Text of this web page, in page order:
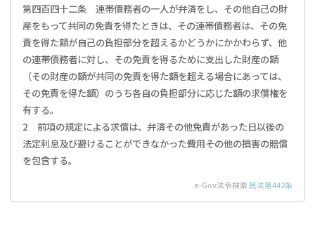
第四百四十二条 連帯債務者の一人が弁済をし、その他自己の財
産をもって共同の免責を得たときは、その連帯債務者は、その免
責を得た額が自己の負担部分を超えるかどうかにかかわらず、他
の連帯債務者に対し、その免責を得るために支出した財産の額
（その財産の額が共同の免責を得た額を超える場合にあっては、
その免責を得た額）のうち各自の負担部分に応じた額の求償権を
有する。
2 前項の規定による求償は、弁済その他免責があった日以後の
法定利息及び避けることができなかった費用その他の損害の賠償
を包含する。
e-Gov法令検索 民法第442条